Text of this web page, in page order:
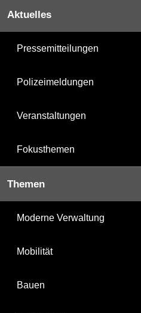
Aktuelles
Pressemitteilungen
Polizeimeldungen
Veranstaltungen
Fokusthemen
Themen
Moderne Verwaltung
Mobilität
Bauen